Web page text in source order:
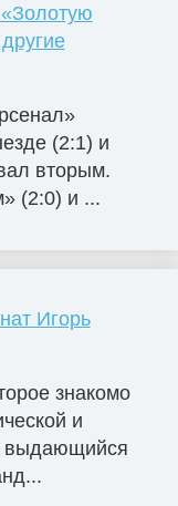
(2:1) и
вторым.
(2:0) и ...
Игорь
знакомо
и
выдающийся